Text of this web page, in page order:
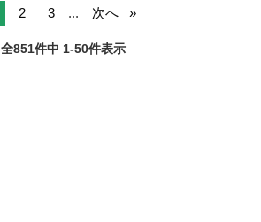
2 3 ... 次へ
全851件中 1-50件表示